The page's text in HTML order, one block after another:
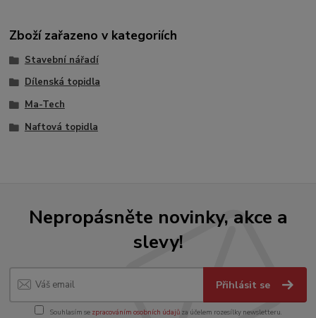
Zboží zařazeno v kategoriích
Stavební nářadí
Dílenská topidla
Ma-Tech
Naftová topidla
Nepropásněte novinky, akce a
slevy!
Přihlásit se
Souhlasím se zpracováním osobních údajůza účelem rozesílky newsletteru.